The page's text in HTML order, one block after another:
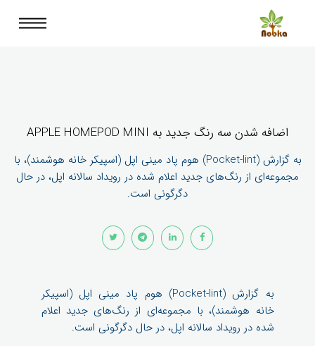
اضافه شدن سه رنگ جدید به APPLE HOMEPOD MINI
به گزارش (Pocket-lint) هوم پاد مینی اپل (اسپیکر خانه هوشمند)، با
مجموعه‌ای از رنگ‌های جدید اعلام شده در رویداد سالانه اپل، در حال
دگرگونی است.
به گزارش (Pocket-lint) هوم پاد مینی اپل (اسپیکر
خانه هوشمند)، با مجموعه‌ای از رنگ‌های جدید اعلام
شده در رویداد سالانه اپل، در حال دگرگونی است.